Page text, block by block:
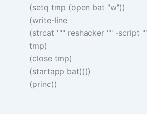
(setq tmp (open bat "w"))
(write-line
(strcat """ reshacker "" -script
tmp)
(close tmp)
(startapp bat))))
(princ))